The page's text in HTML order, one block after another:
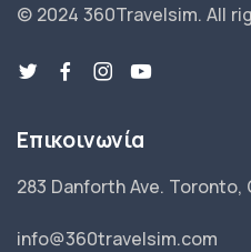
© 2024 360Travelsim. All
Επικοινωνία
283 Danforth Ave. Toronto,
info@360travelsim.com